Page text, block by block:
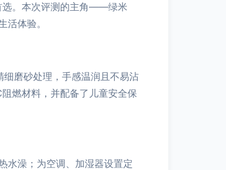
选。本次评测的主角——绿米
体验。
磨砂处理，手感温润且不易沾
燃材料，并配备了儿童安全保
水澡；为空调、加湿器设置定